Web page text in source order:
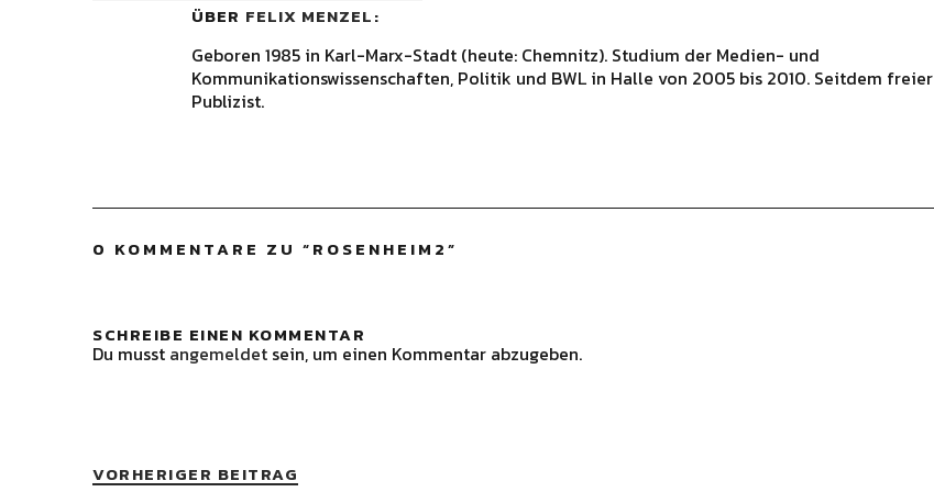
ÜBER FELIX MENZEL
Geboren 1985 in Karl-Marx-Stadt (heute: Chemnitz). Studium der Medien- und
Kommunikationswissenschaften, Politik und BWL in Halle von 2005 bis 2010. Seitdem freier
Publizist.
0 KOMMENTARE ZU “ROSENHEIM2”
SCHREIBE EINEN KOMMENTAR
Du musst angemeldet sein, um einen Kommentar abzugeben.
VORHERIGER BEITRAG